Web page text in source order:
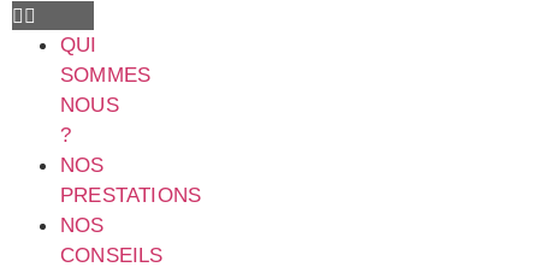
QUI
SOMMES
NOUS
?
NOS
PRESTATIONS
NOS
CONSEILS